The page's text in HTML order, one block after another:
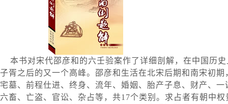
本书对宋代邵彦和的六壬验案作了详细剖解，在中国历
子胥之后的又一个高峰。邵彦和生活在北宋后期和南宋初
宅墓、前程仕进、终身、流年、婚姻、胎产子息、财产、
六畜、亡盗、官讼、杂占等，共17个类别。求占者有朝中